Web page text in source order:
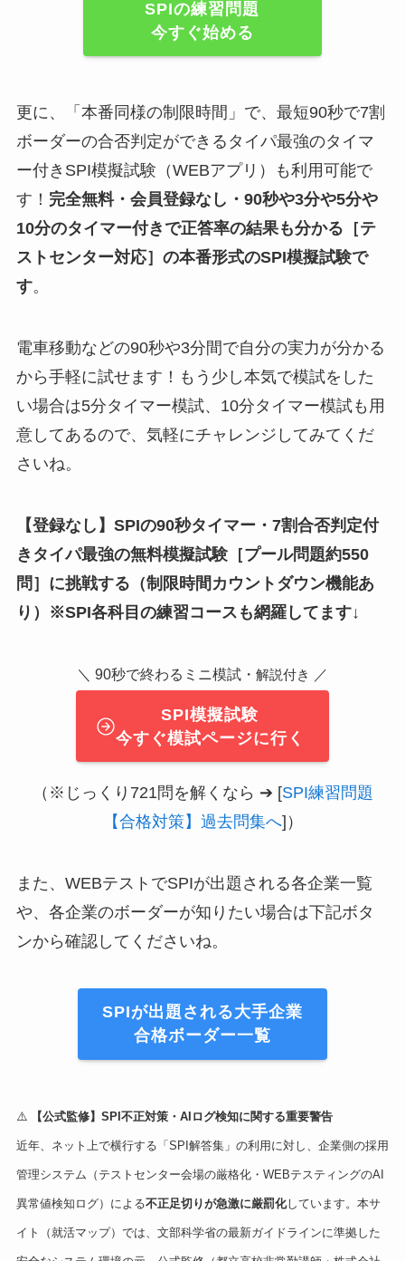
SPIの練習問題
今すぐ始める
更に、「本番同様の制限時間」で、最短90秒で7割
ボーダーの合否判定ができるタイパ最強のタイマ
ー付きSPI模擬試験（WEBアプリ）も利用可能で
す！ 完全無料・会員登録なし・90秒や3分や5分や
10分のタイマー付きで正答率の結果も分かる ［テ
ストセンター対応］ の本番形式のSPI模擬試験で
す。
電車移動などの90秒や3分間で自分の実力が分かる
から手軽に試せます！もう少し本気で模試をした
い場合は5分タイマー模試、10分タイマー模試も用
意してあるので、気軽にチャレンジしてみてくだ
さいね。
【登録なし】SPIの90秒タイマー・7割合否判定付
きタイパ最強の無料模擬試験［プール問題約550
問 ］ に挑戦する（制限時間カウントダウン機能あ
り）※SPI各科目の練習コースも網羅してます↓
＼ 90秒で終わるミニ模試・ 解説付き ／
SPI模擬試験
今すぐ模試ページに行く
（※じっくり721問を解くなら ➔ [SPI練習問題
【合格対策】過去問集へ]）
また、WEBテストでSPIが出題される各企業一覧
や、各企業のボーダーが知りたい場合は下記ボタ
ンから確認してくださいね。
SPIが出題される大手企業
合格ボーダー一覧
⚠️ 【公式監修】SPI不正対策・AIログ検知に関する重要警告
近年、ネット上で横行する「SPI解答集」の利用に対し、企業側の採用
管理システム（テストセンター会場の厳格化・WEBテスティングのAI
異常値検知ログ）による不正足切りが急激に厳罰化しています。本サ
イト（就活マップ）では、文部科学省の最新ガイドラインに準拠した